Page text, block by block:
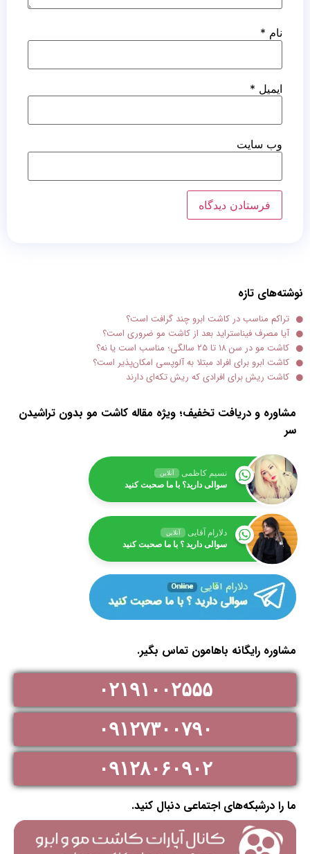
نام *
ایمیل *
وب‌ سایت
نوشته‌های تازه
تراکم مناسب در کاشت ابرو چند گرافت است؟
آیا مصرف فیناستراید بعد از کاشت مو ضروری است؟
کاشت مو در سن ۱۸ تا ۲۵ سالگی؛ مناسب است یا نه؟
کاشت ابرو برای افراد مبتلا به آلوپسی امکان‌پذیر است؟
کاشت ریش برای افرادی که ریش تکه‌ای دارند
مشاوره و دریافت تخفیف؛ ویژه مقاله کاشت مو بدون تراشیدن
سر
نسیم کاظمی آنلاین
سوالی دارید؟ با ما صحبت کنید
دلارام آقایی آنلاین
سوالی دارید ؟ با ما صحبت کنید
مشاوره رایگانه باهامون تماس بگیر.
۰۲۱۹۱۰۰۲۵۵۵
۰۹۱۲۷۳۰۰۷۹۰
۰۹۱۲۸۰۶۰۹۰۲
ما را درشبکه‌های اجتماعی دنبال کنید.